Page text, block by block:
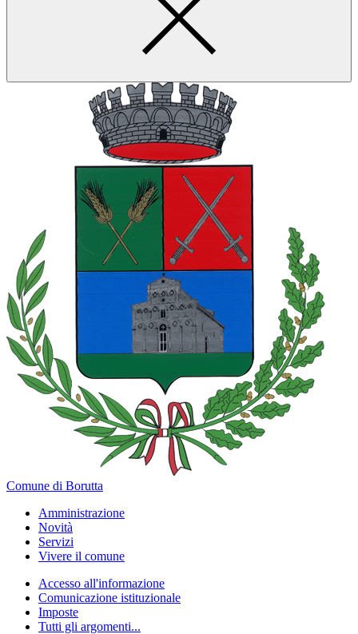
Comune di Borutta
Amministrazione
Novità
Servizi
Vivere il comune
Accesso all'informazione
Comunicazione istituzionale
Imposte
Tutti gli argomenti...